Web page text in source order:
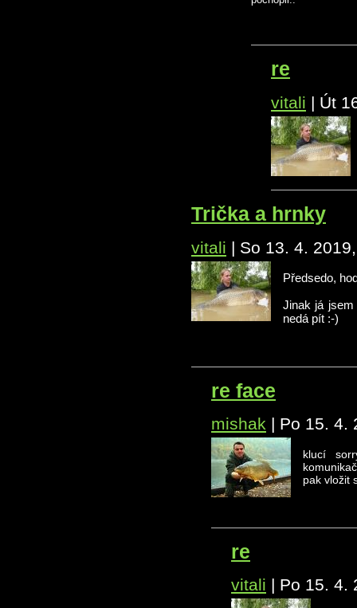
re
vitali | Út
Trička a hrnky
vitali | So 13. 4.
Předsedo,
Jinak já
nedá pít :-)
re face
mishak | Po 15. 4.
klucí
pak vložit
re
vitali | Po 15. 4.